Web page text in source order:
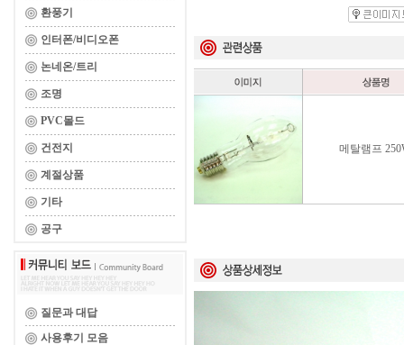
환풍기
인터폰/비디오폰
논네온/트리
조명
PVC몰드
건전지
계절상품
기타
공구
질문과 대답
사용후기 모음
메탈램프